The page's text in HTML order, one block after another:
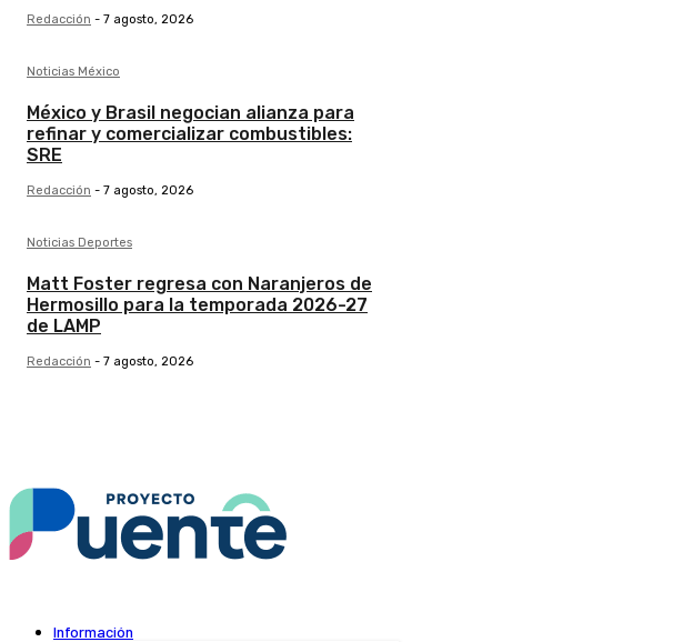
Redacción - 7 agosto, 2026
Noticias México
México y Brasil negocian alianza para
refinar y comercializar combustibles:
SRE
Redacción - 7 agosto, 2026
Noticias Deportes
Matt Foster regresa con Naranjeros de
Hermosillo para la temporada 2026-27
de LAMP
Redacción - 7 agosto, 2026
Información